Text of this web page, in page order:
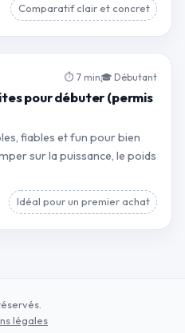
Comparatif clair et concret
⏱ 7 min🎓 Débutant
pour débuter (permis
fiables et fun pour bien
sur la puissance, le poids
Idéal pour un premier achat
légales